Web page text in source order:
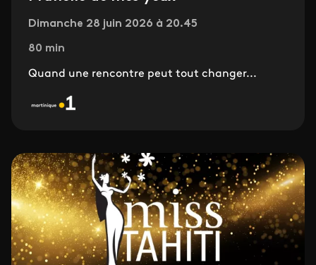
Dimanche 28 juin 2026 à 20.45
80 min
Quand une rencontre peut tout changer...